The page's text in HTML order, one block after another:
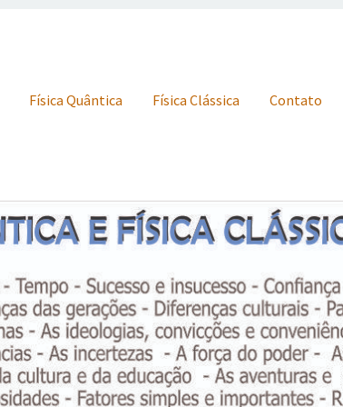
Física Quântica Física Clássica Contato